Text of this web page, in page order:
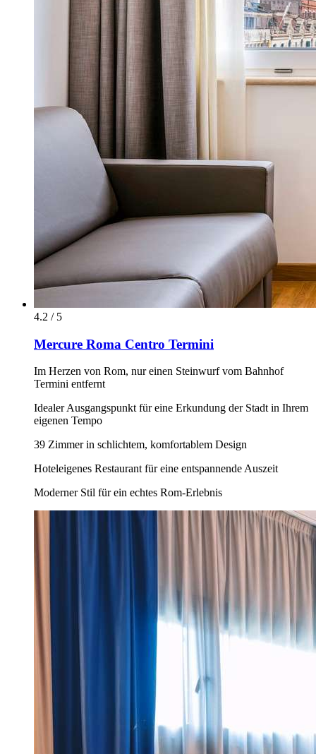
4.2 / 5
Mercure Roma Centro Termini
Im Herzen von Rom, nur einen Steinwurf vom Bahnhof
Termini entfernt
Idealer Ausgangspunkt für eine Erkundung der Stadt in Ihrem
eigenen Tempo
39 Zimmer in schlichtem, komfortablem Design
Hoteleigenes Restaurant für eine entspannende Auszeit
Moderner Stil für ein echtes Rom-Erlebnis